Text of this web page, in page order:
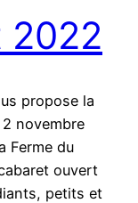
2022
propose la
novembre
Ferme du
ouvert
petits et